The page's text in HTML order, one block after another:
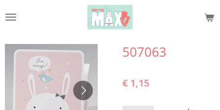
direct
de
hoofdinhoud
507063
€ 1,15